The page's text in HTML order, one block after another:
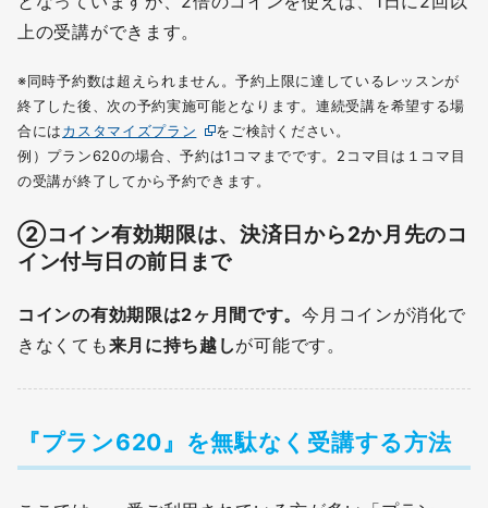
上の受講ができます。
※同時予約数は超えられません。予約上限に達しているレッスンが
終了した後、次の予約実施可能となります。連続受講を希望する場
合にはカスタマイズプラン
をご検討ください。
例）プラン620の場合、予約は1コマまでです。2コマ目は１コマ目
の受講が終了してから予約できます。
②コイン有効期限は、決済日から2か月先のコ
イン付与日の前日まで
コインの有効期限は2ヶ月間です。今月コインが消化で
きなくても来月に持ち越しが可能です。
『プラン620』 を無駄なく受講する方法